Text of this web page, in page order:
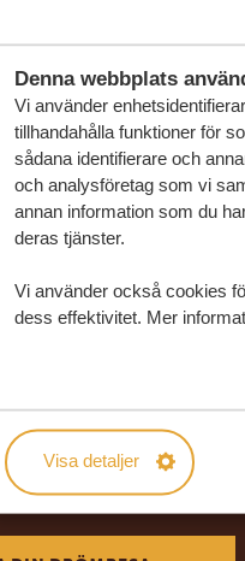
Denna webbplats
Vi använder
tillhandahålla funktioner för
sådana identifierare och
och analysföretag som vi
annan information som du
deras tjänster.
Vi använder också cookies
dess effektivitet. Mer
Visa detaljer
din
RESEFÖRSLAG